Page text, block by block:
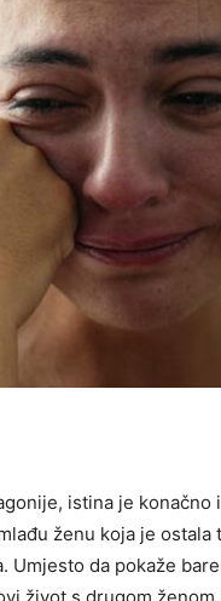
istina je
ženu koja je
Umjesto da pokaže